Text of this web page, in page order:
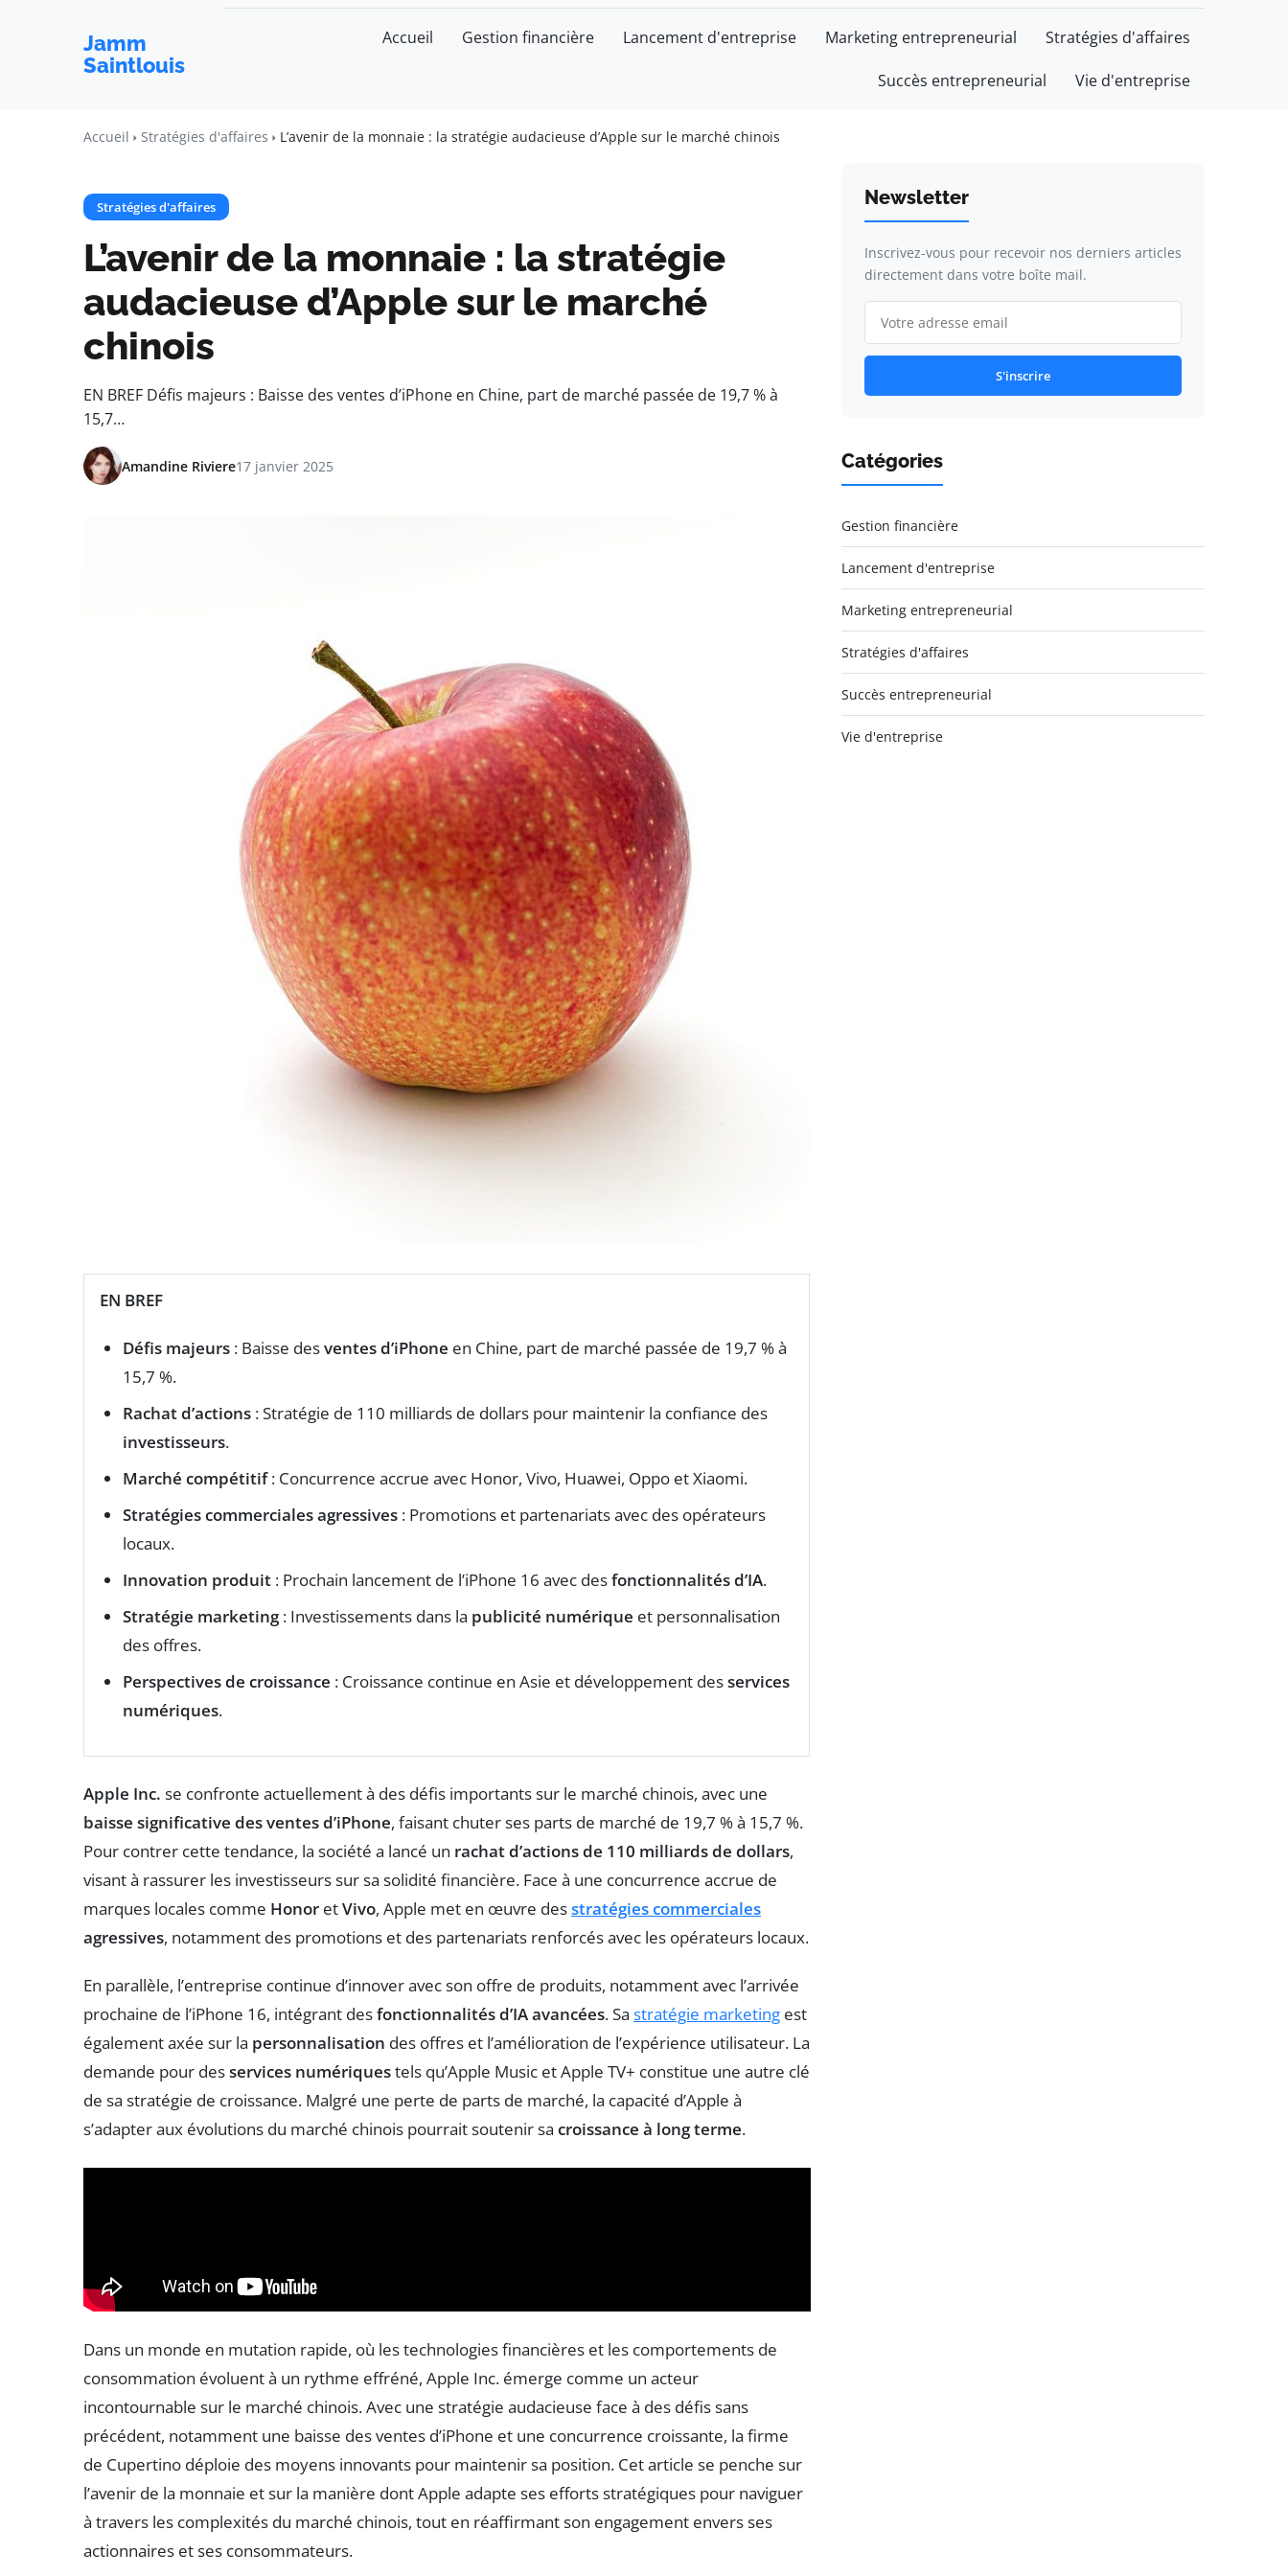
Jamm
Saintlouis
Accueil Gestion financière Lancement d'entreprise Marketing entrepreneurial Stratégies d'affaires
Succès entrepreneurial Vie d'entreprise
Accueil Stratégies d'affaires L’avenir de la monnaie : la stratégie audacieuse d’Apple sur le marché chinois
Stratégies d'affaires
L’avenir de la monnaie : la stratégie
audacieuse d’Apple sur le marché
chinois
EN BREF Défis majeurs : Baisse des ventes d’iPhone en Chine, part de marché passée de 19,7 % à
15,7…
Amandine Riviere17 janvier 2025
EN BREF
Défis majeurs : Baisse desventes d’iPhone en Chine, part de marché passée de 19,7 % à
15,7 %.
Rachat d’actions : Stratégie de 110 milliards de dollars pour maintenir la confiance des
investisseurs.
Marché compétitif: Concurrence accrue avec Honor, Vivo, Huawei, Oppo et Xiaomi.
Stratégies commerciales agressives : Promotions et partenariats avec des opérateurs
locaux.
Innovation produit : Prochain lancement de l’iPhone 16 avec desfonctionnalités d’IA.
Stratégie marketing: Investissements dans la publicité numérique et personnalisation
des offres.
Perspectives de croissance : Croissance continue en Asie et développement desservices
numériques.
Apple Inc. se confronte actuellement à des défis importants sur le marché chinois, avec une
baisse significative des ventes d’iPhone, faisant chuter ses parts de marché de 19,7 % à 15,7 %.
Pour contrer cette tendance, la société a lancé un rachat d’actions de 110 milliards de dollars,
visant à rassurer les investisseurs sur sa solidité financière. Face à une concurrence accrue de
marques locales comme Honor etVivo, Apple met en œuvre desstratégies commerciales
agressives, notamment des promotions et des partenariats renforcés avec les opérateurs locaux.
En parallèle, l’entreprise continue d’innover avec son offre de produits, notamment avec l’arrivée
prochaine de l’iPhone 16, intégrant desfonctionnalités d’IA avancées. Sa stratégie marketing est
également axée sur la personnalisation des offres et l’amélioration de l’expérience utilisateur. La
demande pour desservices numériquestels qu’Apple Music et Apple TV+ constitue une autre clé
de sa stratégie de croissance. Malgré une perte de parts de marché, la capacité d’Apple à
s’adapter aux évolutions du marché chinois pourrait soutenir sa croissance à long terme.
Dans un monde en mutation rapide, où les technologies financières et les comportements de
consommation évoluent à un rythme effréné, Apple Inc. émerge comme un acteur
incontournable sur le marché chinois. Avec une stratégie audacieuse face à des défis sans
précédent, notamment une baisse des ventes d’iPhone et une concurrence croissante, la firme
de Cupertino déploie des moyens innovants pour maintenir sa position. Cet article se penche sur
l’avenir de la monnaie et sur la manière dont Apple adapte ses efforts stratégiques pour naviguer
à travers les complexités du marché chinois, tout en réaffirmant son engagement envers ses
actionnaires et ses consommateurs.
Newsletter
Inscrivez-vous pour recevoir nos derniers articles
directement dans votre boîte mail.
S'inscrire
Catégories
Gestion financière
Lancement d'entreprise
Marketing entrepreneurial
Stratégies d'affaires
Succès entrepreneurial
Vie d'entreprise